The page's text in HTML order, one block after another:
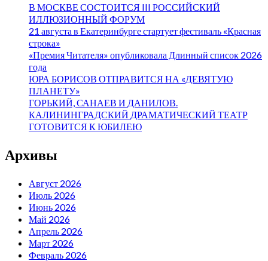
В МОСКВЕ СОСТОИТСЯ III РОССИЙСКИЙ
ИЛЛЮЗИОННЫЙ ФОРУМ
21 августа в Екатеринбурге стартует фестиваль «Красная
строка»
«Премия Читателя» опубликовала Длинный список 2026
года
ЮРА БОРИСОВ ОТПРАВИТСЯ НА «ДЕВЯТУЮ
ПЛАНЕТУ»
ГОРЬКИЙ, САНАЕВ И ДАНИЛОВ.
КАЛИНИНГРАДСКИЙ ДРАМАТИЧЕСКИЙ ТЕАТР
ГОТОВИТСЯ К ЮБИЛЕЮ
Архивы
Август 2026
Июль 2026
Июнь 2026
Май 2026
Апрель 2026
Март 2026
Февраль 2026